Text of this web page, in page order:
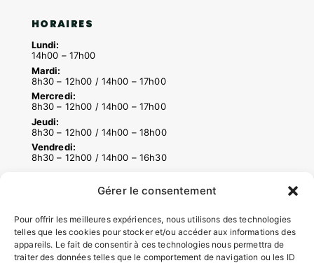
Gérer le consentement
Pour offrir les meilleures expériences, nous utilisons des technologies
telles que les cookies pour stocker et/ou accéder aux informations des
appareils. Le fait de consentir à ces technologies nous permettra de
traiter des données telles que le comportement de navigation ou les ID
HORAIRES
Lundi:
14h00 – 17h00
Mardi:
8h30 – 12h00 / 14h00 – 17h00
Mercredi:
8h30 – 12h00 / 14h00 – 17h00
Jeudi:
8h30 – 12h00 / 14h00 – 18h00
Vendredi:
8h30 – 12h00 / 14h00 – 16h30
Contacter la mairie
Pôle santé
Le Saucatais